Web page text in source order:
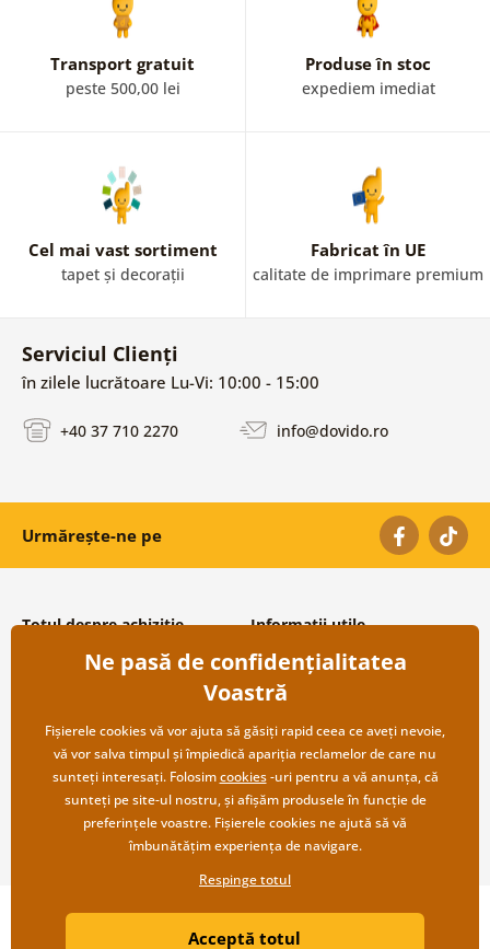
Transport gratuit
peste 500,00 lei
Produse în stoc
expediem imediat
Cel mai vast sortiment
tapet și decorații
Fabricat în UE
calitate de imprimare premium
Serviciul Clienți
în zilele lucrătoare Lu-Vi: 10:00 - 15:00
+40 37 710 2270 info@dovido.ro
Urmărește-ne pe
Totul despre achiziție
Condiții și termeni generali
Protecția datelor personale
Transport și modalități de plată
Returnare
Informații utile
Despre noi
Întrebări frecvente
Contacte
Cooperare angro
Copyright ©2019 © Dovido.ro.
Litvanyi.sk| Magazinul online a fost creat de
Ne pasă de confidențialitatea
Voastră
Fișierele cookies vă vor ajuta să găsiți rapid ceea ce aveți nevoie,
vă vor salva timpul și împiedică apariția reclamelor de care nu
sunteți interesați. Folosimcookies-uri pentru a vă anunța, că
sunteți pe site-ul nostru, și afișăm produsele în funcție de
preferințele voastre. Fișierele cookies ne ajută să vă
îmbunătățim experiența de navigare.
Respinge totul
Acceptă totul